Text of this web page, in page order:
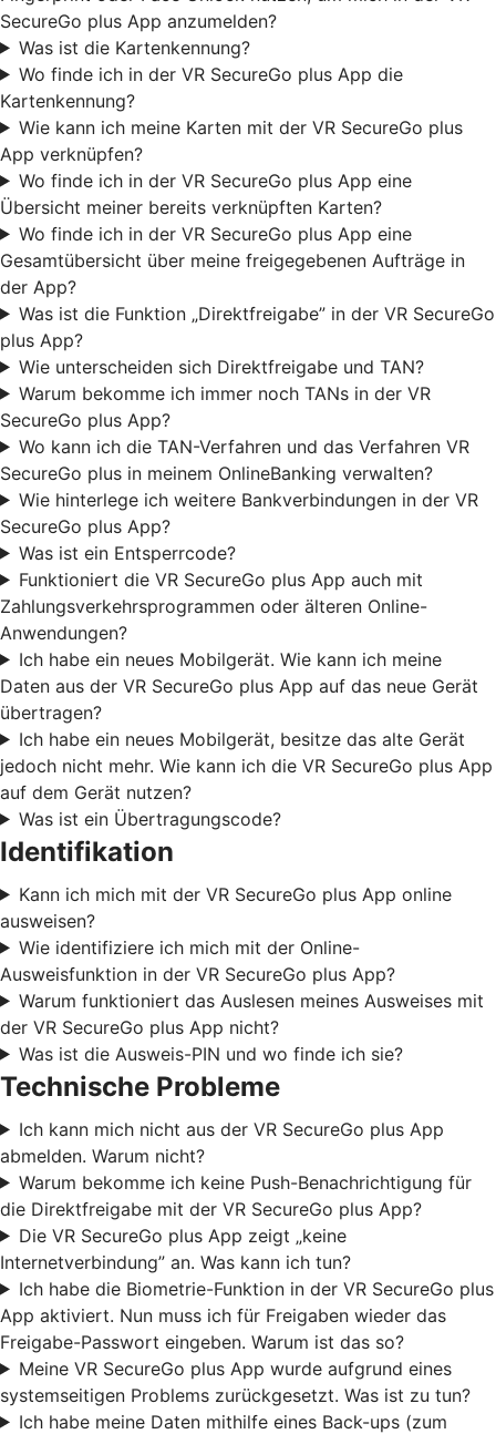
SecureGo plus App anzumelden?
Was ist die Kartenkennung?
Wo finde ich in der VR SecureGo plus App die
Kartenkennung?
Wie kann ich meine Karten mit der VR SecureGo plus
App verknüpfen?
Wo finde ich in der VR SecureGo plus App eine
Übersicht meiner bereits verknüpften Karten?
Wo finde ich in der VR SecureGo plus App eine
Gesamtübersicht über meine freigegebenen Aufträge in
der App?
Was ist die Funktion „Direktfreigabe” in der VR SecureGo
plus App?
Wie unterscheiden sich Direktfreigabe und TAN?
Warum bekomme ich immer noch TANs in der VR
SecureGo plus App?
Wo kann ich die TAN-Verfahren und das Verfahren VR
SecureGo plus in meinem OnlineBanking verwalten?
Wie hinterlege ich weitere Bankverbindungen in der VR
SecureGo plus App?
Was ist ein Entsperrcode?
Funktioniert die VR SecureGo plus App auch mit
Zahlungsverkehrsprogrammen oder älteren Online-
Anwendungen?
Ich habe ein neues Mobilgerät. Wie kann ich meine
Daten aus der VR SecureGo plus App auf das neue Gerät
übertragen?
Ich habe ein neues Mobilgerät, besitze das alte Gerät
jedoch nicht mehr. Wie kann ich die VR SecureGo plus App
auf dem Gerät nutzen?
Was ist ein Übertragungscode?
Identifikation
Kann ich mich mit der VR SecureGo plus App online
ausweisen?
Wie identifiziere ich mich mit der Online-
Ausweisfunktion in der VR SecureGo plus App?
Warum funktioniert das Auslesen meines Ausweises mit
der VR SecureGo plus App nicht?
Was ist die Ausweis-PIN und wo finde ich sie?
Technische Probleme
Ich kann mich nicht aus der VR SecureGo plus App
abmelden. Warum nicht?
Warum bekomme ich keine Push-Benachrichtigung für
die Direktfreigabe mit der VR SecureGo plus App?
Die VR SecureGo plus App zeigt „keine
Internetverbindung” an. Was kann ich tun?
Ich habe die Biometrie-Funktion in der VR SecureGo plus
App aktiviert. Nun muss ich für Freigaben wieder das
Freigabe-Passwort eingeben. Warum ist das so?
Meine VR SecureGo plus App wurde aufgrund eines
systemseitigen Problems zurückgesetzt. Was ist zu tun?
Ich habe meine Daten mithilfe eines Back-ups (zum